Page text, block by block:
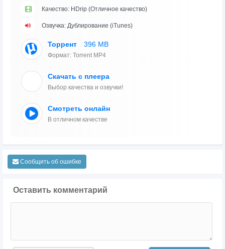
Качество: HDrip (Отличное качество)
Озвучка: Дублирование (iTunes)
Торрент 396 MB
Формат: Torrent MP4
Скачать с плеера
Выбор качества и озвучки!
Смотреть онлайн
В отличном качестве
Сообщить об ошибке
Оставить комментарий